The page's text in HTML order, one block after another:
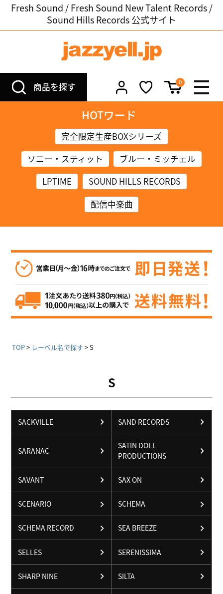
Fresh Sound / Fresh Sound New Talent Records /
Sound Hills Records 公式サイト
商品を探す 0
HOTワード
完全限定生産BOXシリーズ
ソニー・スティット
ブルー・ミッチェル
LPTIME
SOUND HILLS RECORDS
配信中楽曲
TOP レーベル名で探す S
S
SACKVILLE SAND RECORDS
SARANAC
SATIN DOLL
PRODUCTIONS
SAVANT SAX ON
SCENARIO SCHEMA
SCHEMA RECORD SEA BREEZE
SELLES SERENISSIMA
SHARP NINE SILTA